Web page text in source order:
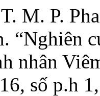
M. P.
“Nghiên
nhân
số p.h